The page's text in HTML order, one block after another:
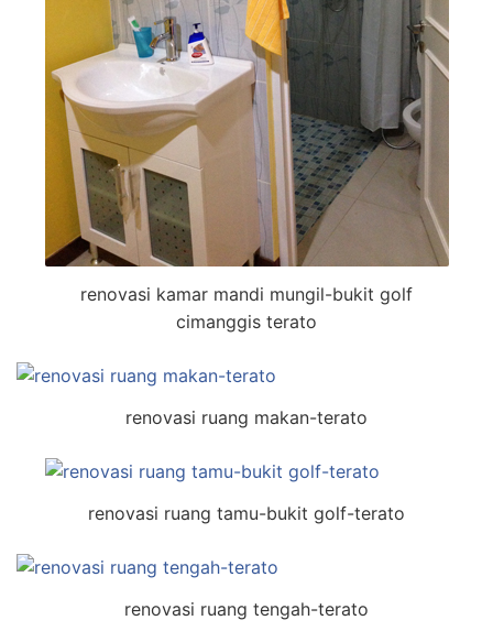
renovasi kamar mandi mungil-bukit golf
cimanggis terato
renovasi ruang makan-terato
renovasi ruang tamu-bukit golf-terato
renovasi ruang tengah-terato